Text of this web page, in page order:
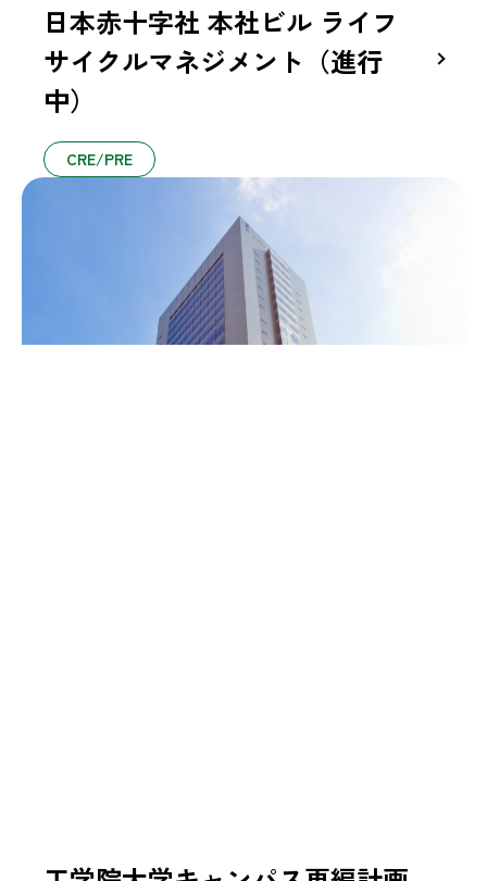
日本赤十字社 本社ビル ライフ
サイクルマネジメント（進行
中）
CRE/PRE